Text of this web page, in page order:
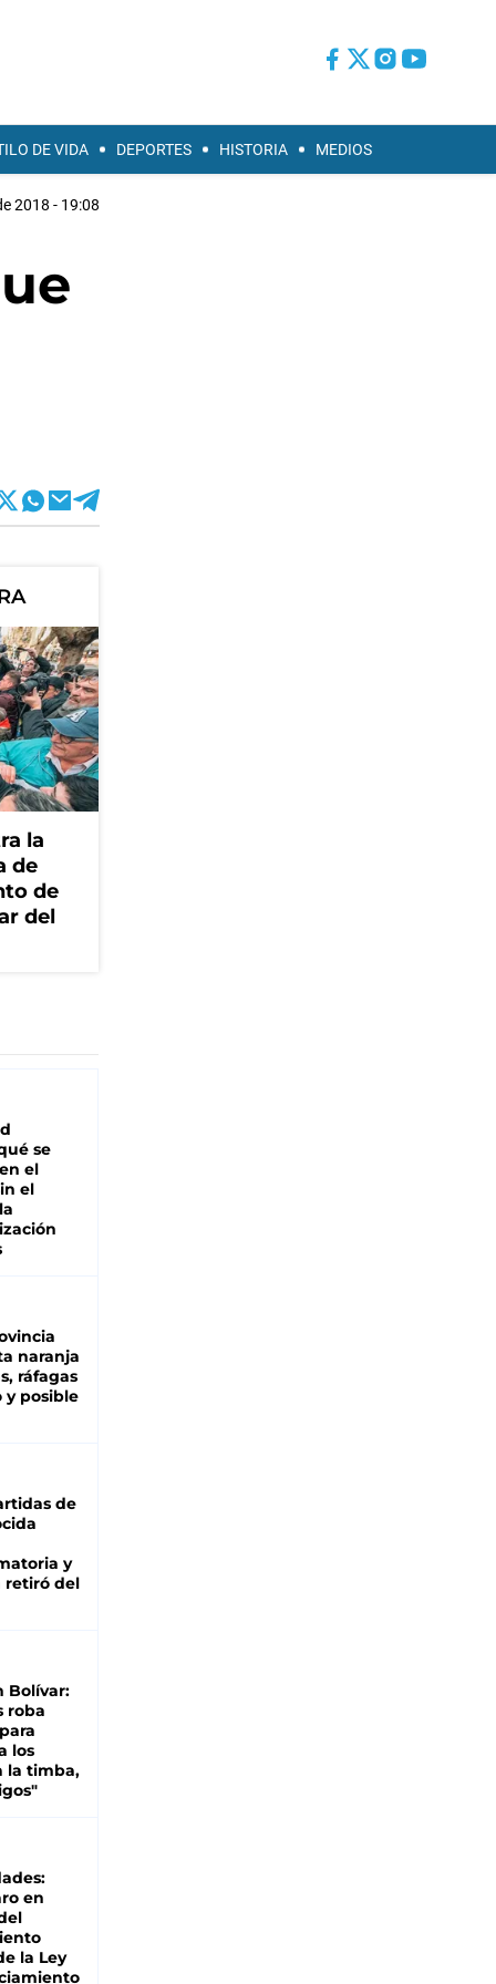
DE VIDA DEPORTES HISTORIA MEDIOS
2018 - 19:08
la
de
de
del
se
el
el
naranja
ráfagas
y posible
de
y
retiró del
Bolívar:
roba
los
la timba,
en
la Ley